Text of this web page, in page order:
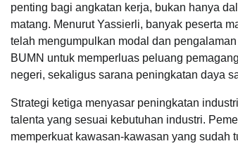
penting bagi angkatan kerja, bukan hanya
matang. Menurut Yassierli, banyak peserta
telah mengumpulkan modal dan
BUMN untuk memperluas peluang
negeri, sekaligus sarana peningkatan daya
Strategi ketiga menyasar peningkatan
talenta yang sesuai kebutuhan industri.
memperkuat kawasan-kawasan yang sudah